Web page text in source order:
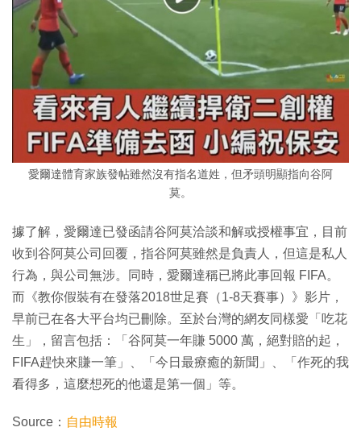
愛爾達體育家族發帖雖然沒有指名道姓，但矛頭明顯指向谷阿
莫。
據了解，愛爾達已發函請谷阿莫洽談和解或授權事宜，目前
收到谷阿莫公司回覆，指谷阿莫雖然是負責人，但這是私人
行為，與公司無涉。同時，愛爾達稱已將此事回報 FIFA。
而《教你假裝有在發落2018世足賽（1-8天賽事）》影片，
早前已在各大平台均已刪除。至於台灣的網友同樣愛「吃花
生」，留言包括：「谷阿莫一年賺 5000 萬，絕對賠的起，
FIFA趕快來賺一筆」、「今日最療癒的新聞」、「作死的我
看得多，這麼想死的他還是第一個」等。
Source： 自由時報